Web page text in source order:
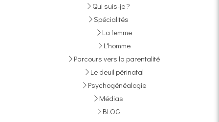
Qui suis-je ?
Spécialités
La femme
L'homme
Parcours vers la parentalité
Le deuil périnatal
Psychogénéalogie
Médias
BLOG